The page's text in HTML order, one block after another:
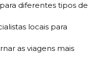
diferentes tipos de
locais para
as viagens mais